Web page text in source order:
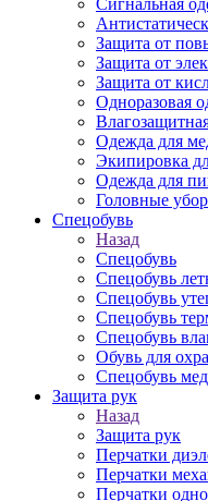
Сигнальная
Защита от
Защита от
Защита от
Одноразовая
Одежда для
Экипировка
Одежда для
Головные
Спецобувь
Назад
Спецобувь
Спецобувь
Спецобувь
Спецобувь
Спецобувь
Обувь для
Спецобувь
Защита рук
Назад
Защита рук
Перчатки
Перчатки
Перчатки